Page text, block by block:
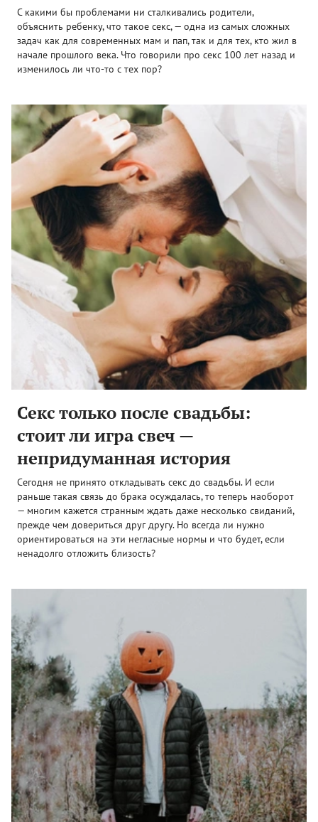
С какими бы проблемами ни сталкивались родители,
объяснить ребенку, что такое секс, — одна из самых сложных
задач как для современных мам и пап, так и для тех, кто жил в
начале прошлого века. Что говорили про секс 100 лет назад и
изменилось ли что-то с тех пор?
Секс только после свадьбы:
стоит ли игра свеч —
непридуманная история
Сегодня не принято откладывать секс до свадьбы. И если
раньше такая связь до брака осуждалась, то теперь наоборот
— многим кажется странным ждать даже несколько свиданий,
прежде чем довериться друг другу. Но всегда ли нужно
ориентироваться на эти негласные нормы и что будет, если
ненадолго отложить близость?